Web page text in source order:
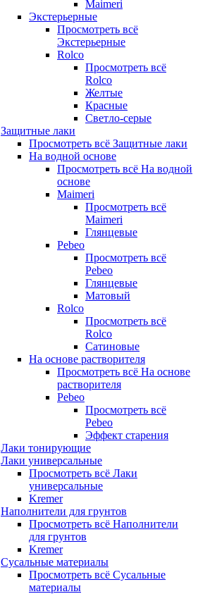
Maimeri
Экстерьерные
Просмотреть всё
Экстерьерные
Rolco
Просмотреть всё
Rolco
Желтые
Красные
Светло-серые
Защитные лаки
Просмотреть всё Защитные лаки
На водной основе
Просмотреть всё На водной
основе
Maimeri
Просмотреть всё
Maimeri
Глянцевые
Pebeo
Просмотреть всё
Pebeo
Глянцевые
Матовый
Rolco
Просмотреть всё
Rolco
Сатиновые
На основе растворителя
Просмотреть всё На основе
растворителя
Pebeo
Просмотреть всё
Pebeo
Эффект старения
Лаки тонирующие
Лаки универсальные
Просмотреть всё Лаки
универсальные
Kremer
Наполнители для грунтов
Просмотреть всё Наполнители
для грунтов
Kremer
Сусальные материалы
Просмотреть всё Сусальные
материалы